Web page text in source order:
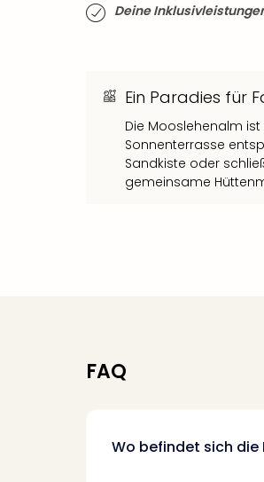
Deine
Ein Paradies für
Die Mooslehenalm
Sonnenterrasse
Sandkiste oder
gemeinsame
FAQ
Wo befindet sich die